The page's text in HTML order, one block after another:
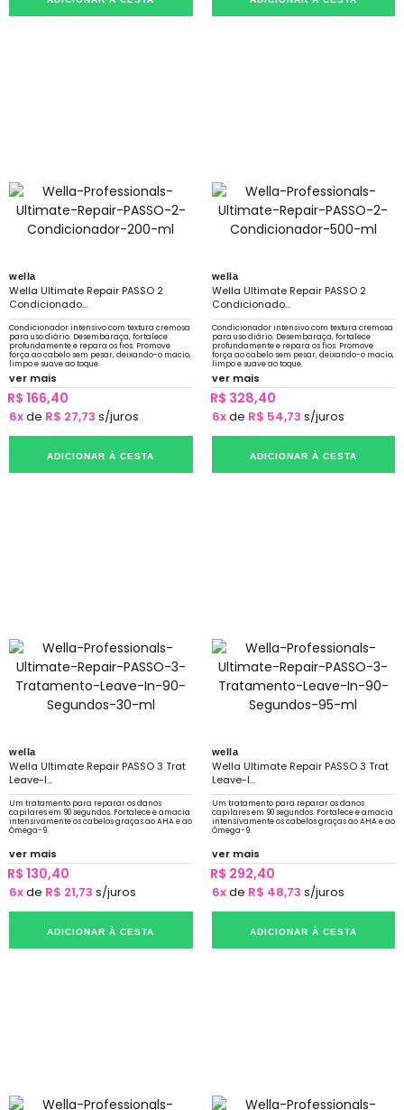
wella
Wella Ultimate Repair PASSO 2
Condicionado...
Condicionador intensivo com textura cremosa
para uso diário. Desembaraça, fortalece
profundamente e repara os fios. Promove
força ao cabelo sem pesar, deixando-o macio,
limpo e suave ao toque.
ver mais
R$ 166,40
6xde R$ 27,73 s/juros
ADICIONAR À CESTA
wella
Wella Ultimate Repair PASSO 2
Condicionado...
Condicionador intensivo com textura cremosa
para uso diário. Desembaraça, fortalece
profundamente e repara os fios. Promove
força ao cabelo sem pesar, deixando-o macio,
limpo e suave ao toque.
ver mais
R$ 328,40
6xde R$ 54,73 s/juros
ADICIONAR À CESTA
wella
Wella Ultimate Repair PASSO 3 Trat
Leave-I...
Um tratamento para reparar os danos
capilares em 90 segundos. Fortalece e amacia
intensivamente os cabelos graças ao AHA e ao
Ômega-9.
ver mais
R$ 130,40
6xde R$ 21,73 s/juros
ADICIONAR À CESTA
wella
Wella Ultimate Repair PASSO 3 Trat
Leave-I...
Um tratamento para reparar os danos
capilares em 90 segundos. Fortalece e amacia
intensivamente os cabelos graças ao AHA e ao
Ômega-9.
ver mais
R$ 292,40
6xde R$ 48,73 s/juros
ADICIONAR À CESTA